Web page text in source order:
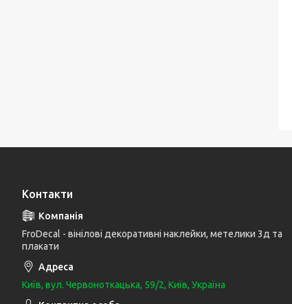
Контакти
FroDecal - вінілові декоративні наклейки, метелики 3д та
плакати
Київ, вул. Червоноткацька, 59/2, Київ, Україна